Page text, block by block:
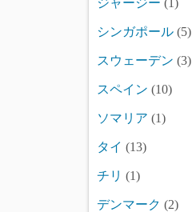
ジャージー (1)
シンガポール (5)
スウェーデン (3)
スペイン (10)
ソマリア (1)
タイ (13)
チリ (1)
デンマーク (2)